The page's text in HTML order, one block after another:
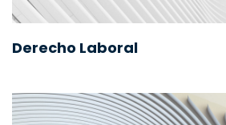
Derecho Laboral